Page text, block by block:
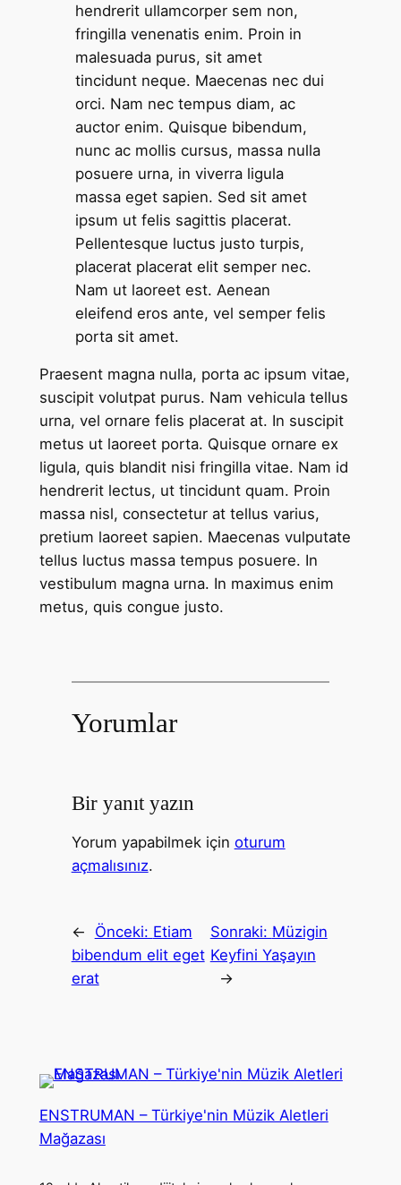
hendrerit ullamcorper sem non,
fringilla venenatis enim. Proin in
malesuada purus, sit amet
tincidunt neque. Maecenas nec dui
orci. Nam nec tempus diam, ac
auctor enim. Quisque bibendum,
nunc ac mollis cursus, massa nulla
posuere urna, in viverra ligula
massa eget sapien. Sed sit amet
ipsum ut felis sagittis placerat.
Pellentesque luctus justo turpis,
placerat placerat elit semper nec.
Nam ut laoreet est. Aenean
eleifend eros ante, vel semper felis
porta sit amet.
Praesent magna nulla, porta ac ipsum vitae,
suscipit volutpat purus. Nam vehicula tellus
urna, vel ornare felis placerat at. In suscipit
metus ut laoreet porta. Quisque ornare ex
ligula, quis blandit nisi fringilla vitae. Nam id
hendrerit lectus, ut tincidunt quam. Proin
massa nisl, consectetur at tellus varius,
pretium laoreet sapien. Maecenas vulputate
tellus luctus massa tempus posuere. In
vestibulum magna urna. In maximus enim
metus, quis congue justo.
Yorumlar
Bir yanıt yazın
Yorum yapabilmek için oturum
açmalısınız.
← Önceki: Etiam
bibendum elit eget
erat
Sonraki: Müzigin
Keyfini Yaşayın
→
ENSTRUMAN – Türkiye'nin Müzik Aletleri
Mağazası